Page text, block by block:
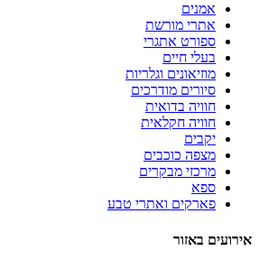
אמנים
אתרי מורשת
ספורט אתגרי
בעלי חיים
מוזיאונים וגלריות
סיורים מודרכים
חוויה בדואית
חוויה חקלאית
יקבים
מצפה כוכבים
מרכזי מבקרים
ספא
פארקים ואתרי טבע
אירועים באזור